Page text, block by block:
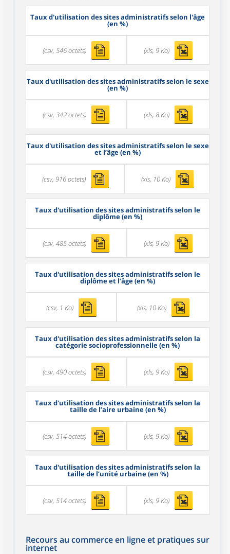
Taux d'utilisation des sites administratifs selon l'âge
(en %)
(csv, 546 octets) (xls, 9 Ko)
Taux d'utilisation des sites administratifs selon le sexe
(en %)
(csv, 342 octets) (xls, 8 Ko)
Taux d'utilisation des sites administratifs selon le sexe
et l’âge (en %)
(csv, 916 octets) (xls, 10 Ko)
Taux d'utilisation des sites administratifs selon le
diplôme (en %)
(csv, 485 octets) (xls, 9 Ko)
Taux d'utilisation des sites administratifs selon le
diplôme et l’âge (en %)
(csv, 1 Ko) (xls, 10 Ko)
Taux d'utilisation des sites administratifs selon la
catégorie socioprofessionnelle (en %)
(csv, 490 octets) (xls, 9 Ko)
Taux d'utilisation des sites administratifs selon la
taille de l’aire urbaine (en %)
(csv, 514 octets) (xls, 9 Ko)
Taux d'utilisation des sites administratifs selon la
taille de l’unité urbaine (en %)
(csv, 514 octets) (xls, 9 Ko)
Recours au commerce en ligne et pratiques sur
internet